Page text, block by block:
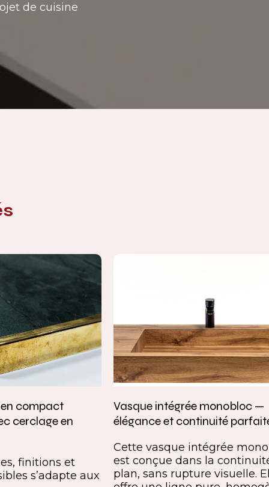
de cuisine
compact
cerclage en
finitions et
s’adapte aux
Vasque intégrée monobloc —
élégance et continuité
Cette vasque intégrée
est conçue dans la
plan, sans rupture visuelle.